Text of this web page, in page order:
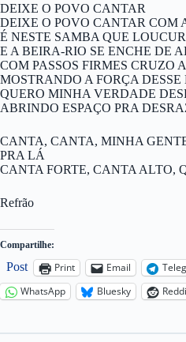
DEIXE O POVO CANTAR
DEIXE O POVO CANTAR COM
É NESTE SAMBA QUE
E A BEIRA-RIO SE ENCHE DE
COM PASSOS FIRMES CRUZO
MOSTRANDO A FORÇA
QUERO MINHA VERDADE
ABRINDO ESPAÇO PRA
CANTA, CANTA, MINHA
PRA LÁ
CANTA FORTE, CANTA ALTO,
Refrão
Compartilhe:
Post Print Email
WhatsApp
Bluesky